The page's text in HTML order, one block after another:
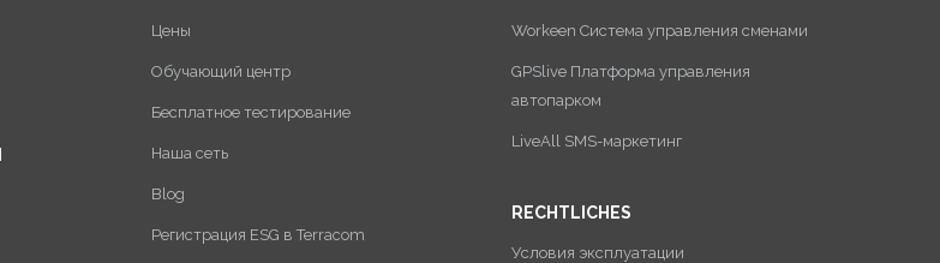
Цены
Обучающий центр
Бесплатное тестирование
Наша сеть
Blog
Регистрация ESG в Terracom
Workeen Система управления сменами
GPSlive Платформа управления
автопарком
LiveAll SMS-маркетинг
RECHTLICHES
Условия эксплуатации